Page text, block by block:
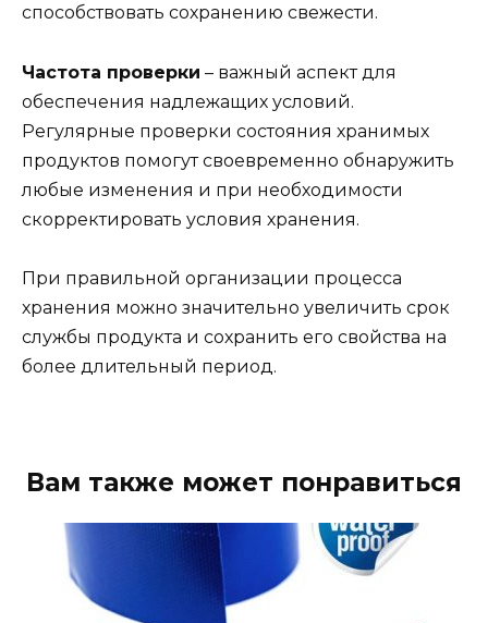
способствовать сохранению свежести.
Частота проверки – важный аспект для
обеспечения надлежащих условий.
Регулярные проверки состояния хранимых
продуктов помогут своевременно обнаружить
любые изменения и при необходимости
скорректировать условия хранения.
При правильной организации процесса
хранения можно значительно увеличить срок
службы продукта и сохранить его свойства на
более длительный период.
Вам также может понравиться